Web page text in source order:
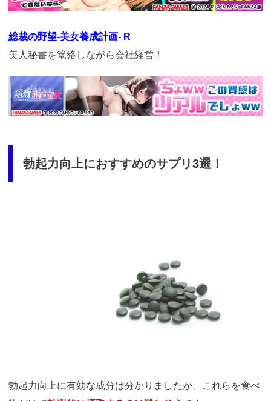
medium=261&ad=687&creative=590
総裁の野望-美女養成計画- R
美人秘書を篭絡しながら会社経営！
https://cv-
measurement.com/ad/p/r?
medium=261&ad=990&creative=870
勃起力向上におすすめのサプリ3選！
勃起力向上に有効な成分は分かりましたが、これらを食べ